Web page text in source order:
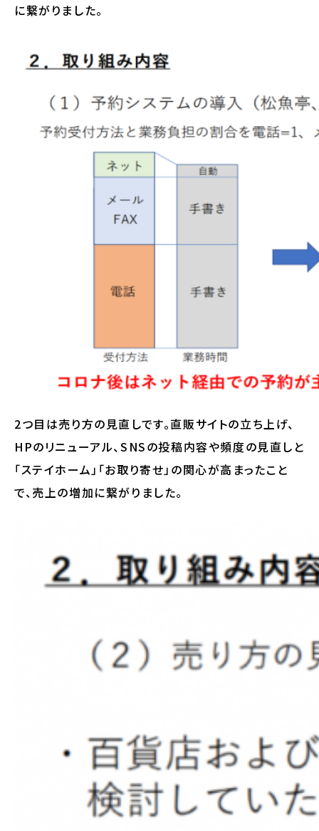
に繋がりました。
2つ目は売り方の見直しです。直販サイトの立ち上げ、
HPのリニューアル、SNSの投稿内容や頻度の見直しと
「ステイホーム」「お取り寄せ」の関心が高まったこと
で、売上の増加に繋がりました。